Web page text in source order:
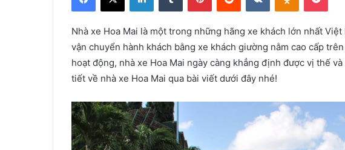
Nhà xe Hoa Mai là một trong những hãng xe khách lớn nhất
vận chuyển hành khách bằng xe khách giường nằm cao cấp
hoạt động, nhà xe Hoa Mai ngày càng khẳng định được vị thế
tiết về nhà xe Hoa Mai qua bài viết dưới đây nhé!